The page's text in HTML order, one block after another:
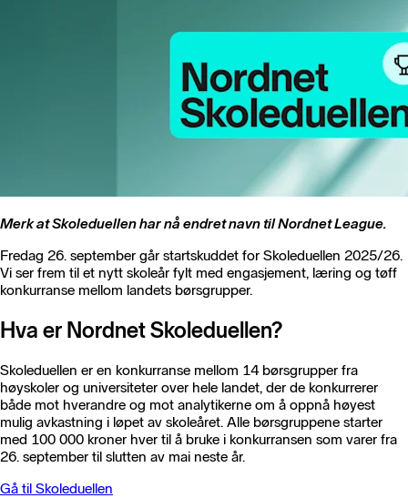
Merk at Skoleduellen har nå endret navn til Nordnet League.
Fredag 26. september går startskuddet for Skoleduellen 2025/26.
Vi ser frem til et nytt skoleår fylt med engasjement, læring og tøff
konkurranse mellom landets børsgrupper.
Hva er Nordnet Skoleduellen?
Skoleduellen er en konkurranse mellom 14 børsgrupper fra
høyskoler og universiteter over hele landet, der de konkurrerer
både mot hverandre og mot analytikerne om å oppnå høyest
mulig avkastning i løpet av skoleåret. Alle børsgruppene starter
med 100 000 kroner hver til å bruke i konkurransen som varer fra
26. september til slutten av mai neste år.
Gå til Skoleduellen